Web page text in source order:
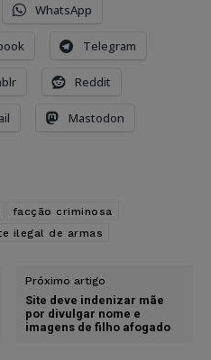
WhatsApp
Telegram
Reddit
Mastodon
facção criminosa
ilegal de armas
Próximo artigo
Site deve indenizar mãe
por divulgar nome e
imagens de filho afogado